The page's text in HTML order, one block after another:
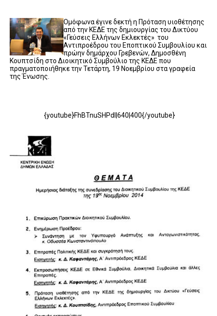
Ομόφωνα έγινε δεκτή η Πρόταση υιοθέτησης
από την ΚΕΔΕ της δημιουργίας του Δικτύου
«Γεύσεις Ελλήνων Εκλεκτές» του
Αντιπροέδρου του Εποπτικού Συμβουλίου και
πρώην δημάρχου Γρεβενών, Δημοσθένη
Κουπτσίδη στο Διοικητικό Συμβούλιο της ΚΕΔΕ που
πραγματοποιήθηκε την Τετάρτη, 19 Νοεμβρίου στα γραφεία
της Ένωσης.
{youtube}FhBTnuSHPdI|640|400{/youtube}